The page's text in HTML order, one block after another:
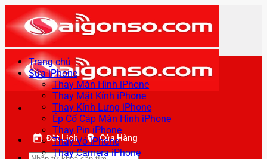
qua
nội
dung
Đặt Lịch Cửa Hàng
Trang chủ
Sửa iPhone
Thay Màn Hình iPhone
Thay Mặt Kính iPhone
Thay Kính Lưng iPhone
Ép Cổ Cáp Màn Hình iPhone
Thay Pin iPhone
Thay Vỏ iPhone
Thay Camera iPhone